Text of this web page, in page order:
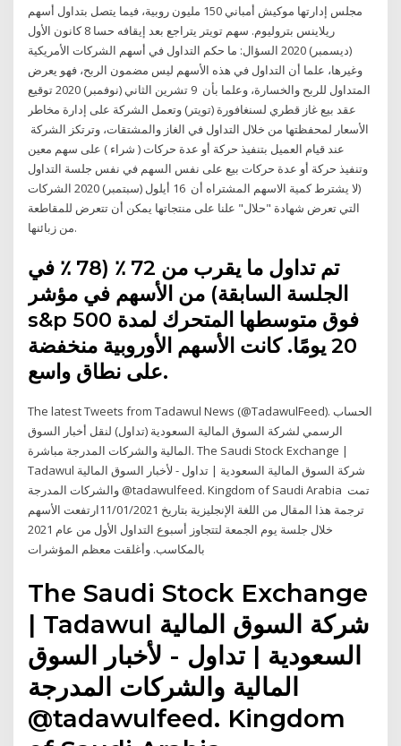
مجلس إدارتها موكيش أمباني 150 مليون روبية، فيما يتصل بتداول أسهم
ريلاينس بتروليوم. سهم تويتر يتراجع بعد إيقافه حسا 8 كانون الأول
(ديسمبر) 2020 السؤال: ما حكم التداول في أسهم الشركات الأمريكية
وغيرها، علما أن التداول في هذه الأسهم ليس مضمون الربح، فهو يعرض
المتداول للربح والخسارة، وعلما بأن 9 تشرين الثاني (نوفمبر) 2020 توقيع
عقد بيع غاز قطري لسنغافورة (تويتر) وتعمل الشركة على إدارة مخاطر
الأسعار لمحفظتها من خلال التداول في الغاز والمشتقات، وترتكز الشركة
عند قيام العميل بتنفيذ حركة أو عدة حركات ( شراء ) على سهم معين
وتنفيذ حركة أو عدة حركات بيع على نفس السهم في نفس جلسة التداول
(لا يشترط كمية الاسهم المشتراه أن 16 أيلول (سبتمبر) 2020 الشركات
التي تعرض شهادة "حلال" علنا على منتجاتها يمكن أن تتعرض للمقاطعة
من زبائنها.
تم تداول ما يقرب من 72 ٪ (78 ٪ في
الجلسة السابقة) من الأسهم في مؤشر
s&p 500 فوق متوسطها المتحرك لمدة
20 يومًا. كانت الأسهم الأوروبية منخفضة
على نطاق واسع.
The latest Tweets from Tadawul News (@TadawulFeed). الحساب
الرسمي لشركة السوق المالية السعودية (تداول) لنقل أخبار السوق
المالية والشركات المدرجة مباشرة. The Saudi Stock Exchange |
Tadawul شركة السوق المالية السعودية | تداول - لأخبار السوق المالية
والشركات المدرجة @tadawulfeed. Kingdom of Saudi Arabia تمت
ترجمة هذا المقال من اللغة الإنجليزية بتاريخ 11/01/2021ارتفعت الأسهم
خلال جلسة يوم الجمعة لتتجاوز أسبوع التداول الأول من عام 2021
The Saudi Stock Exchange
| Tadawul شركة السوق المالية
السعودية | تداول - لأخبار السوق
المالية والشركات المدرجة
@tadawulfeed. Kingdom